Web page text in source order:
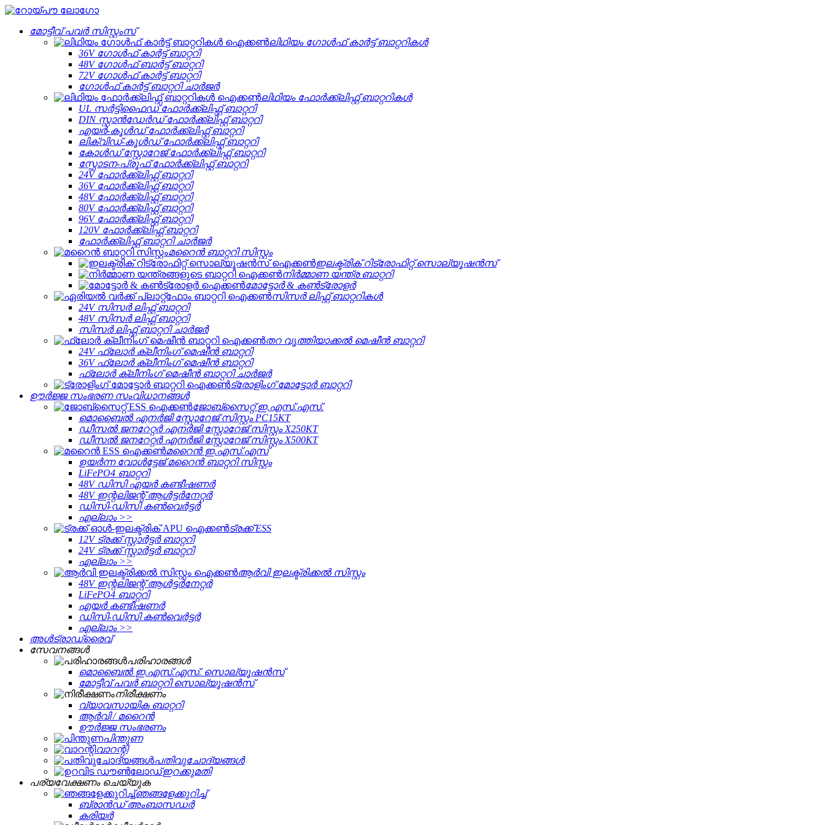
മോട്ടീവ് പവർ സിസ്റ്റംസ്
ലിഥിയം ഗോൾഫ് കാർട്ട് ബാറ്ററികൾ
36V ഗോൾഫ് കാർട്ട് ബാറ്ററി
48V ഗോൾഫ് ബാർട്ട് ബാറ്ററി
72V ഗോൾഫ് കാർട്ട് ബാറ്ററി
ഗോൾഫ് കാർട്ട് ബാറ്ററി ചാർജർ
ലിഥിയം ഫോർക്ക്ലിഫ്റ്റ് ബാറ്ററികൾ
UL സർട്ടിഫൈഡ് ഫോർക്ക്ലിഫ്റ്റ് ബാറ്ററി
DIN സ്റ്റാൻഡേർഡ് ഫോർക്ക്ലിഫ്റ്റ് ബാറ്ററി
എയർ-കൂൾഡ് ഫോർക്ക്ലിഫ്റ്റ് ബാറ്ററി
ലിക്വിഡ്-കൂൾഡ് ഫോർക്ക്ലിഫ്റ്റ് ബാറ്ററി
കോൾഡ് സ്റ്റോറേജ് ഫോർക്ക്ലിഫ്റ്റ് ബാറ്ററി
സ്ഫോടന-പ്രൂഫ് ഫോർക്ക്ലിഫ്റ്റ് ബാറ്ററി
24V ഫോർക്ക്ലിഫ്റ്റ് ബാറ്ററി
36V ഫോർക്ക്ലിഫ്റ്റ് ബാറ്ററി
48V ഫോർക്ക്ലിഫ്റ്റ് ബാറ്ററി
80V ഫോർക്ക്ലിഫ്റ്റ് ബാറ്ററി
96V ഫോർക്ക്ലിഫ്റ്റ് ബാറ്ററി
120V ഫോർക്ക്ലിഫ്റ്റ് ബാറ്ററി
ഫോർക്ക്ലിഫ്റ്റ് ബാറ്ററി ചാർജർ
മറൈൻ ബാറ്ററി സിസ്റ്റം
ഇലക്ട്രിക് റിട്രോഫിറ്റ് സൊല്യൂഷൻസ്
നിർമ്മാണ യന്ത്ര ബാറ്ററി
മോട്ടോർ & കൺട്രോളർ
സിസർ ലിഫ്റ്റ് ബാറ്ററികൾ
24V സിസർ ലിഫ്റ്റ് ബാറ്ററി
48V സിസർ ലിഫ്റ്റ് ബാറ്ററി
സിസർ ലിഫ്റ്റ് ബാറ്ററി ചാർജർ
തറ വൃത്തിയാക്കൽ മെഷീൻ ബാറ്ററി
24V ഫ്ലോർ ക്ലീനിംഗ് മെഷീൻ ബാറ്ററി
36V ഫ്ലോർ ക്ലീനിംഗ് മെഷീൻ ബാറ്ററി
ഫ്ലോർ ക്ലീനിംഗ് മെഷീൻ ബാറ്ററി ചാർജർ
ട്രോളിംഗ് മോട്ടോർ ബാറ്ററി
ഊർജ്ജ സംഭരണ ​​സംവിധാനങ്ങൾ
ജോബ്‌സൈറ്റ് ഇ.എസ്.എസ്.
മൊബൈൽ എനർജി സ്റ്റോറേജ് സിസ്റ്റം PC15KT
ഡീസൽ ജനറേറ്റർ എനർജി സ്റ്റോറേജ് സിസ്റ്റം X250KT
ഡീസൽ ജനറേറ്റർ എനർജി സ്റ്റോറേജ് സിസ്റ്റം X500KT
മറൈൻ ഇ.എസ്.എസ്
ഉയർന്ന വോൾട്ടേജ് മറൈൻ ബാറ്ററി സിസ്റ്റം
LiFePO4 ബാറ്ററി
48V ഡിസി എയർ കണ്ടീഷണർ
48V ഇന്റലിജന്റ് ആൾട്ടർനേറ്റർ
ഡിസി-ഡിസി കൺവെർട്ടർ
എല്ലാം >>
ട്രക്ക് ESS
12V ട്രക്ക് സ്റ്റാർട്ടർ ബാറ്ററി
24V ട്രക്ക് സ്റ്റാർട്ടർ ബാറ്ററി
എല്ലാം >>
ആർവി ഇലക്ട്രിക്കൽ സിസ്റ്റം
48V ഇന്റലിജന്റ് ആൾട്ടർനേറ്റർ
LiFePO4 ബാറ്ററി
എയർ കണ്ടീഷണർ
ഡിസി-ഡിസി കൺവെർട്ടർ
എല്ലാം >>
അൾട്രാഡ്രൈവ്
സേവനങ്ങള്‍
പരിഹാരങ്ങൾ
മൊബൈൽ ഇ.എസ്.എസ്. സൊല്യൂഷൻസ്
മോട്ടീവ് പവർ ബാറ്ററി സൊല്യൂഷൻസ്
നിരീക്ഷണം
വ്യാവസായിക ബാറ്ററി
ആർവി / മറൈൻ
ഊർജ്ജ സംഭരണം
പിന്തുണ
വാറന്റി
പതിവുചോദ്യങ്ങൾ
ഇറക്കുമതി
പര്യവേക്ഷണം ചെയ്യുക
ഞങ്ങളേക്കുറിച്ച്
ബ്രാൻഡ് അംബാസഡർ
കരിയർ